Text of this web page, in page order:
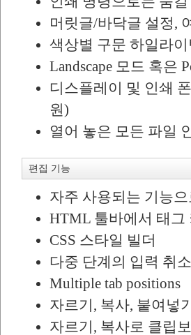
머릿글/바닥글 설정,
색상별 구문 하일라이
Landscape 모드 혹은
디스플레이 및 인쇄
원)
열어 놓은 모든 파일
편집 기능
자주 사용되는 기능
HTML 툴바에서 태그
CSS 스타일 빌더
다중 단계의 입력 취
Multiple tab positions
자르기, 복사, 붙여넣
자르기, 복사로 클립